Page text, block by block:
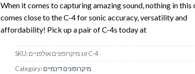
When it comes to capturing amazing sound, nothing in this
comes close to the C-4 for sonic accuracy, versatility and
affordability! Pick up a pair of C-4s today at
SKU:
זוג מיקרופונים אולפניים C-4
Category:מיקרופונים דינמיים